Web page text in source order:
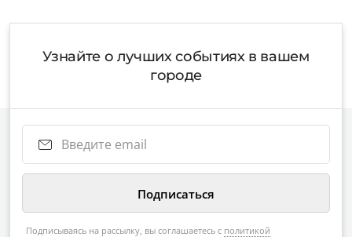
Узнайте о лучших событиях в вашем
городе
Подписываясь на рассылку, вы соглашаетесь с политикой